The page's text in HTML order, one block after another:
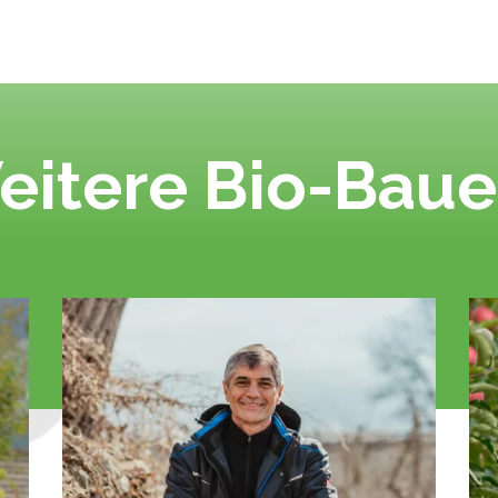
Bio-